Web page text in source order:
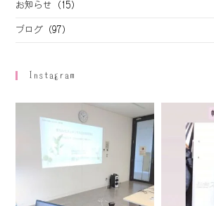
お知らせ (15)
ブログ (97)
Instagram